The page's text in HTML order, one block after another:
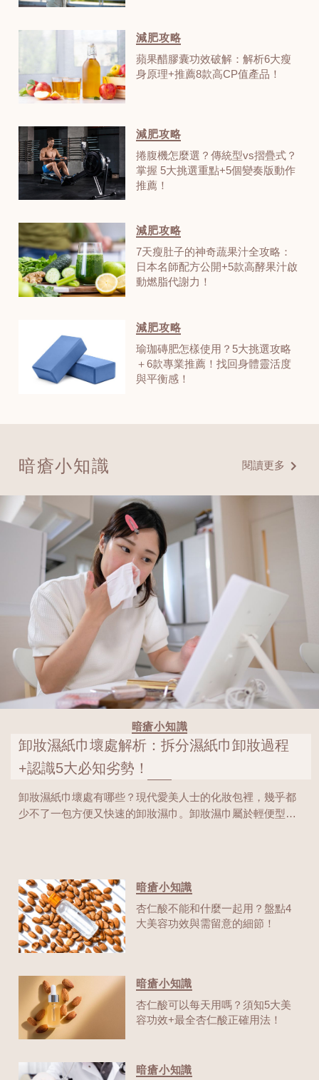
減肥攻略
蘋果醋膠囊功效破解：解析6大瘦
身原理+推薦8款高CP值產品！
減肥攻略
捲腹機怎麼選？傳統型vs摺疊式？
掌握 5大挑選重點+5個變奏版動作
推薦！
減肥攻略
7天瘦肚子的神奇蔬果汁全攻略：
日本名師配方公開+5款高酵果汁啟
動燃脂代謝力！
減肥攻略
瑜珈磚肥怎樣使用？5大挑選攻略
＋6款專業推薦！找回身體靈活度
與平衡感！
暗瘡小知識 閱讀更多
暗瘡小知識
卸妝濕紙巾壞處解析：拆分濕紙巾卸妝過程
+認識5大必知劣勢！
卸妝濕紙巾壞處有哪些？現代愛美人士的化妝包裡，幾乎都
少不了一包方便又快速的卸妝濕巾。卸妝濕巾屬於輕便型卸
什麼專業皮膚科醫師普遍不建議將它當作日常卸妝品？今天
就帶大家全面拆解卸妝濕巾的使用過程與認知5大必須知道
的劣勢，幫助你養成更安全有效的卸妝習慣！
暗瘡小知識
杏仁酸不能和什麼一起用？盤點4
大美容功效與需留意的細節！
暗瘡小知識
杏仁酸可以每天用嗎？須知5大美
容功效+最全杏仁酸正確用法！
暗瘡小知識